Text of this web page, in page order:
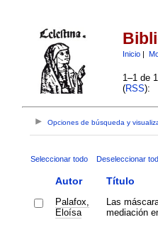
Inicio|
1–1 de
(RSS):
Opciones de búsqueda y
Seleccionar todo Deseleccionar
Autor Título
Palafox,
Eloísa
Las
mediación